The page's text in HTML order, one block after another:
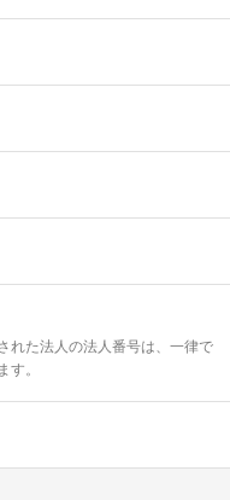
れた法人の法人番号は、一律で
す。